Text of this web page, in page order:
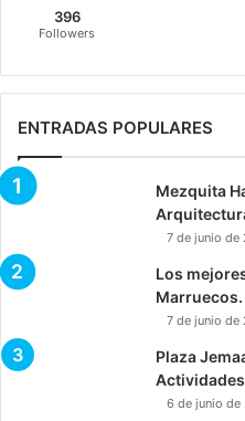
396
Followers
ENTRADAS POPULARES
Mezquita
7 de junio de
Los
Marruecos.
7 de junio de
Plaza
Actividades
6 de junio de